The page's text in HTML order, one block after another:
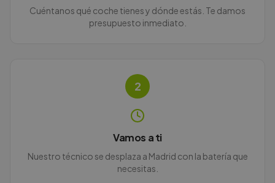
Cuéntanos qué coche tienes y dónde estás. Te damos
presupuesto inmediato.
2
Vamos a ti
Nuestro técnico se desplaza a Madrid con la batería que
necesitas.